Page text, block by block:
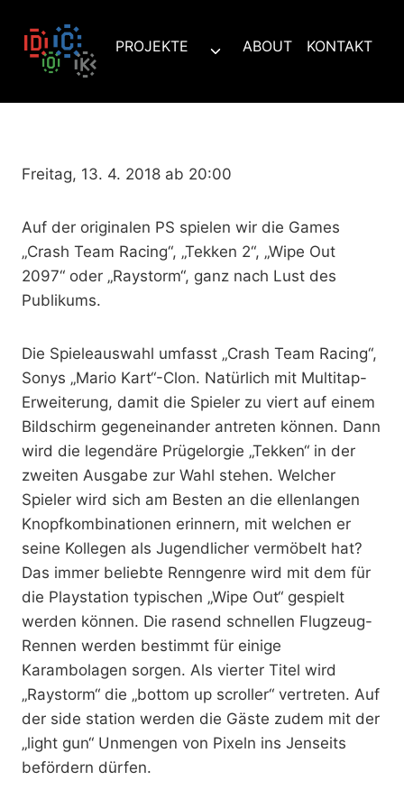
Inhalt
springen
PROJEKTE
Untermenü
ABOUT KONTAKT
Freitag, 13. 4. 2018 ab 20:00
Auf der originalen PS spielen wir die Games
„Crash Team Racing“, „Tekken 2“, „Wipe Out
2097“ oder „Raystorm“, ganz nach Lust des
Publikums.
Die Spieleauswahl umfasst „Crash Team Racing“,
Sonys „Mario Kart“-Clon. Natürlich mit Multitap-
Erweiterung, damit die Spieler zu viert auf einem
Bildschirm gegeneinander antreten können. Dann
wird die legendäre Prügelorgie „Tekken“ in der
zweiten Ausgabe zur Wahl stehen. Welcher
Spieler wird sich am Besten an die ellenlangen
Knopfkombinationen erinnern, mit welchen er
seine Kollegen als Jugendlicher vermöbelt hat?
Das immer beliebte Renngenre wird mit dem für
die Playstation typischen „Wipe Out“ gespielt
werden können. Die rasend schnellen Flugzeug-
Rennen werden bestimmt für einige
Karambolagen sorgen. Als vierter Titel wird
„Raystorm“ die „bottom up scroller“ vertreten. Auf
der side station werden die Gäste zudem mit der
„light gun“ Unmengen von Pixeln ins Jenseits
befördern dürfen.